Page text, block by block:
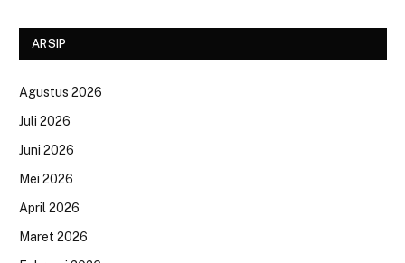
ARSIP
Agustus 2026
Juli 2026
Juni 2026
Mei 2026
April 2026
Maret 2026